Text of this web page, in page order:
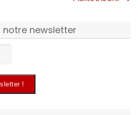
newsletter